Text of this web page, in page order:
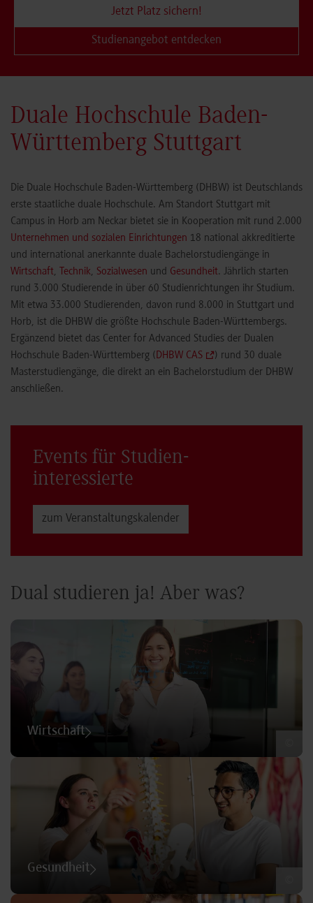
Jetzt Platz sichern!
Studienangebot entdecken
Duale Hochschule Baden-
Württemberg Stuttgart
Die Duale Hochschule Baden-Württemberg (DHBW) ist Deutschlands
erste staatliche duale Hochschule. Am Standort Stuttgart mit
Campus in Horb am Neckar bietet sie in Kooperation mit rund 2.000
Unternehmen und sozialen Einrichtungen 18 national akkreditierte
und international anerkannte duale Bachelorstudiengänge in
Wirtschaft, Technik, Sozialwesen und Gesundheit. Jährlich starten
rund 3.000 Studierende in über 60 Studienrichtungen ihr Studium.
Mit etwa 33.000 Studierenden, davon rund 8.000 in Stuttgart und
Horb, ist die DHBW die größte Hochschule Baden-Württembergs.
Ergänzend bietet das Center for Advanced Studies der Dualen
Hochschule Baden-Württemberg (DHBW CAS
) rund 30 duale
Masterstudiengänge, die direkt an ein Bachelorstudium der DHBW
anschließen.
Events für Studien­
interessierte
zum Veranstaltungs­kalender
Dual studieren ja! Aber was?
Wirtschaft
Gesundheit